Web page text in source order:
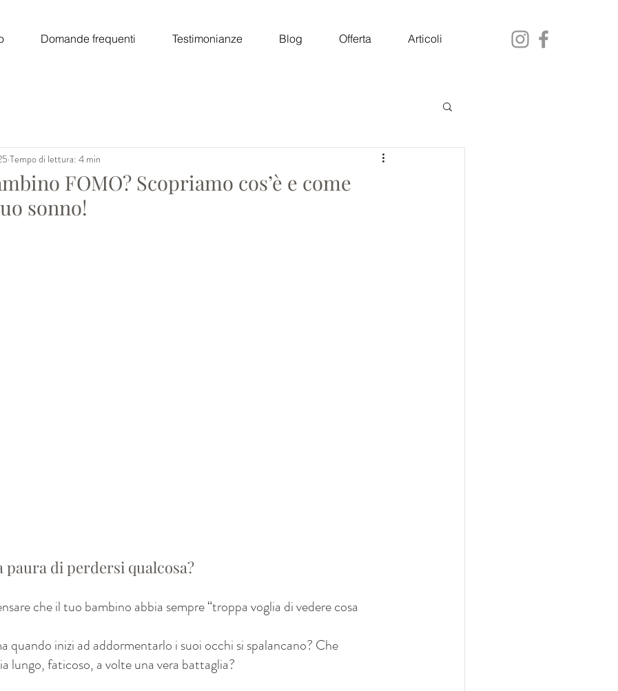
Domande frequenti Testimonianze Blog Offerta Articoli
FOMO? Scopriamo cos’è e come
sonno!
Tempo di lettura: 4 min
paura di perdersi qualcosa?
che il tuo bambino abbia sempre “troppa voglia di vedere cosa
quando inizi ad addormentarlo i suoi occhi si spalancano? Che
lungo, faticoso, a volte una vera battaglia?